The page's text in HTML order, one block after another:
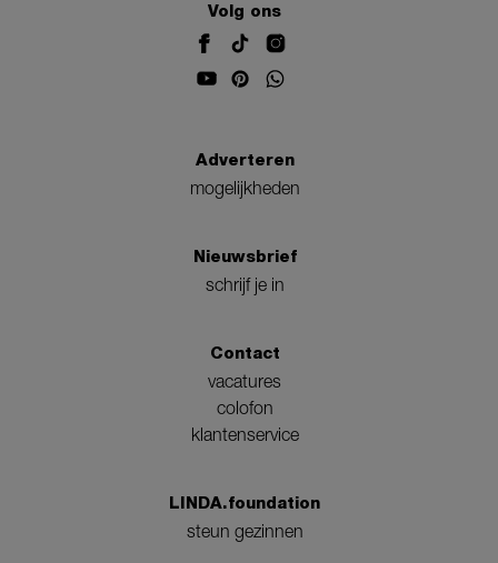
Volg ons
Adverteren
mogelijkheden
Nieuwsbrief
schrijf je in
Contact
vacatures
colofon
klantenservice
LINDA.foundation
steun gezinnen